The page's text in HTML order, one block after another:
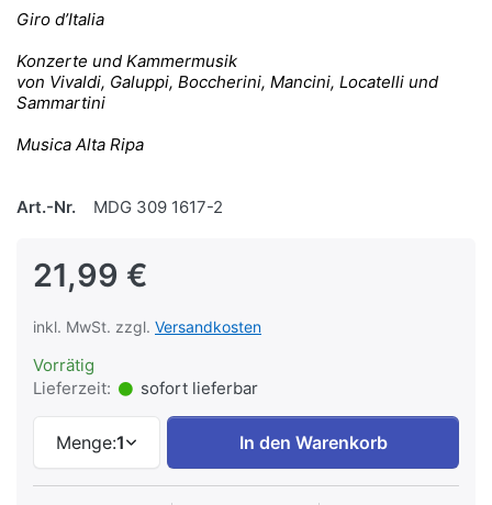
Giro d’Italia
Konzerte und Kammermusik
von Vivaldi, Galuppi, Boccherini, Mancini, Locatelli und
Sammartini
Musica Alta Ripa
Art.-Nr. MDG 309 1617-2
21,99 €
inkl. MwSt. zzgl. Versandkosten
Vorrätig
Lieferzeit:
sofort lieferbar
Menge:1 In den Warenkorb